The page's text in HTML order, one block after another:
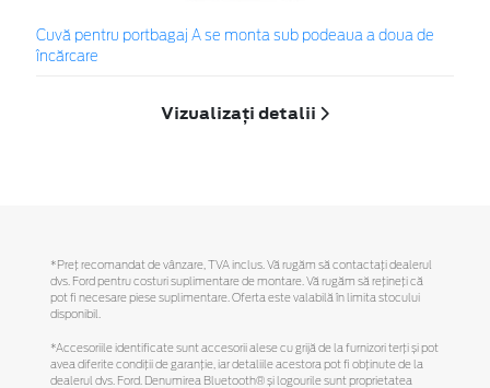
Cuvă pentru portbagaj A se monta sub podeaua a doua de
încărcare
Vizualizați detalii
*Preţ recomandat de vânzare, TVA inclus. Vă rugăm să contactaţi dealerul
dvs. Ford pentru costuri suplimentare de montare. Vă rugăm să reţineţi că
pot fi necesare piese suplimentare. Oferta este valabilă în limita stocului
disponibil.
*Accesoriile identificate sunt accesorii alese cu grijă de la furnizori terți și pot
avea diferite condiții de garanție, iar detaliile acestora pot fi obținute de la
dealerul dvs. Ford. Denumirea Bluetooth® și logourile sunt proprietatea